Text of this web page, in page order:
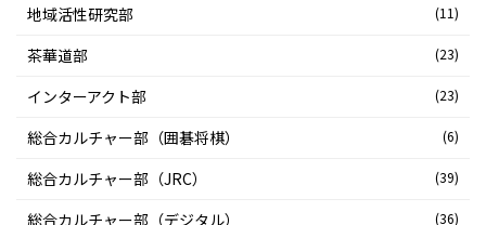
地域活性研究部 (11)
茶華道部 (23)
インターアクト部 (23)
総合カルチャー部（囲碁将棋） (6)
総合カルチャー部（JRC） (39)
総合カルチャー部（デジタル） (36)